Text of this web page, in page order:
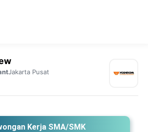
Jakarta Pusat
Kerja SMA/SMK